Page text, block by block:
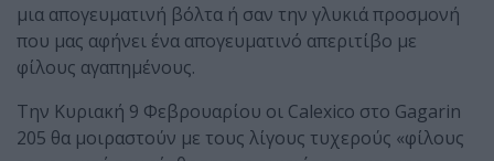
μια απογευματινή βόλτα ή σαν την γλυκιά προσμονή
που μας αφήνει ένα απογευματινό απεριτίβο με
φίλους αγαπημένους.
Την Κυριακή 9 Φεβρουαρίου οι Calexico στο Gagarin
205 θα μοιραστούν με τους λίγους τυχερούς «φίλους